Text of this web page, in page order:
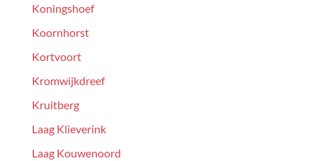
Koningshoef
Koornhorst
Kortvoort
Kromwijkdreef
Kruitberg
Laag Klieverink
Laag Kouwenoord